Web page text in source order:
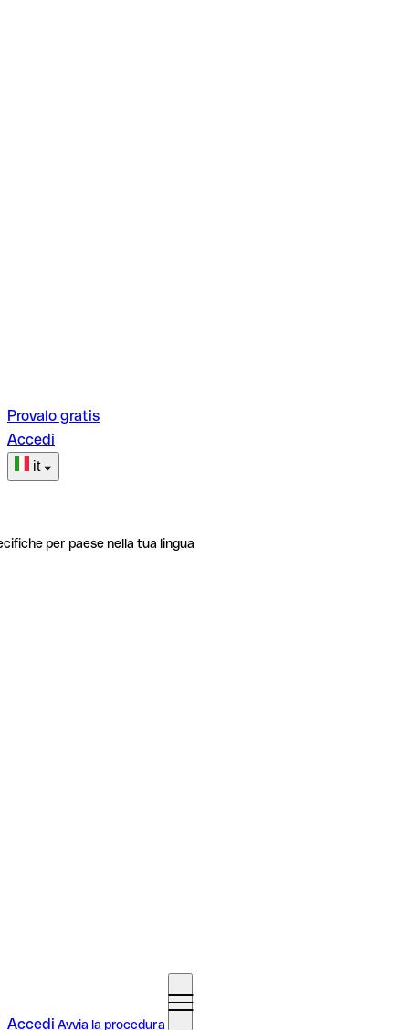
Provalo gratis
Accedi
it
per paese nella tua lingua
Accedi Avvia la procedura